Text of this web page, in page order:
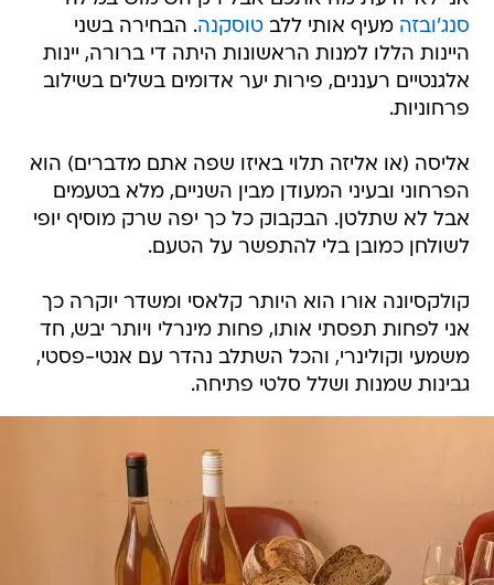
סנג'ובזה מעיף אותי ללבטוסקנה. הבחירה בשני
היינות הללו למנות הראשונות היתה די ברורה, יינות
אלגנטיים רעננים, פירות יער אדומים בשלים בשילוב
פרחוניות.
אליסה (או אליזה תלוי באיזו שפה אתם מדברים) הוא
הפרחוני ובעיני המעודן מבין השניים, מלא בטעמים
אבל לא שתלטן. הבקבוק כל כך יפה שרק מוסיף יופי
לשולחן כמובן בלי להתפשר על הטעם.
קולקסיונה אורו הוא היותר קלאסי ומשדר יוקרה כך
אני לפחות תפסתי אותו, פחות מינרלי ויותר יבש, חד
משמעי וקולינרי, והכל השתלב נהדר עם אנטי-פסטי,
גבינות שמנות ושלל סלטי פתיחה.